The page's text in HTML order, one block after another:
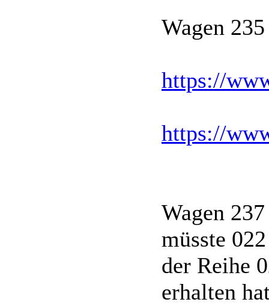
Wagen
https://
https://
Wagen
müsste
der Reihe
erhalten